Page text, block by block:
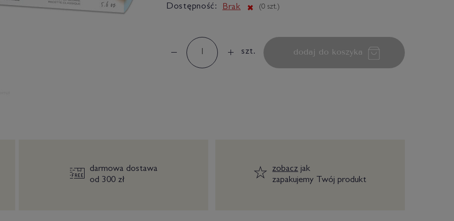
Dostępność:
Brak (0 szt.)
szt. dodaj do koszyka
darmowa dostawa
od 300 zł
zobaczjak
zapakujemy Twój produkt